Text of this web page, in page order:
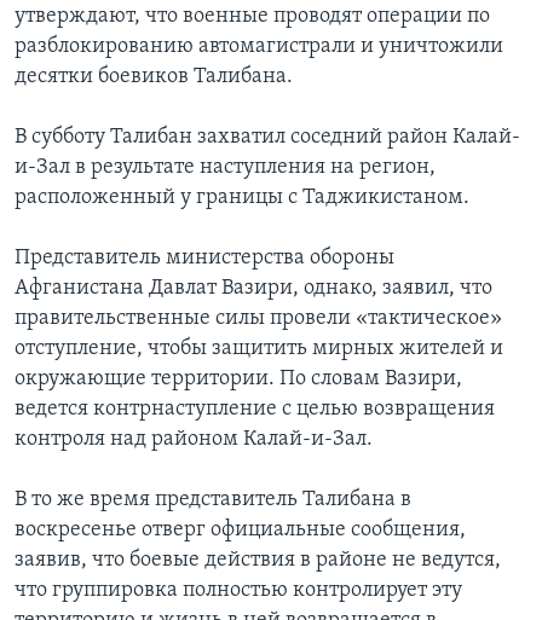
утверждают, что военные проводят операции по
разблокированию автомагистрали и уничтожили
десятки боевиков Талибана.
В субботу Талибан захватил соседний район Калай-
и-Зал в результате наступления на регион,
расположенный у границы с Таджикистаном.
Представитель министерства обороны
Афганистана Давлат Вазири, однако, заявил, что
правительственные силы провели «тактическое»
отступление, чтобы защитить мирных жителей и
окружающие территории. По словам Вазири,
ведется контрнаступление с целью возвращения
контроля над районом Калай-и-Зал.
В то же время представитель Талибана в
воскресенье отверг официальные сообщения,
заявив, что боевые действия в районе не ведутся,
что группировка полностью контролирует эту